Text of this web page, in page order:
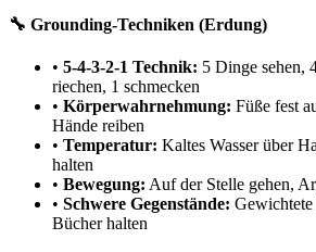
🔧 Grounding-Techniken (Erdung)
• 5-4-3-2-1 Technik: 5 Dinge sehen,
riechen, 1 schmecken
• Körperwahrnehmung: Füße fest
Hände reiben
• Temperatur: Kaltes Wasser über
halten
• Bewegung: Auf der Stelle gehen,
• Schwere Gegenstände:
Bücher halten